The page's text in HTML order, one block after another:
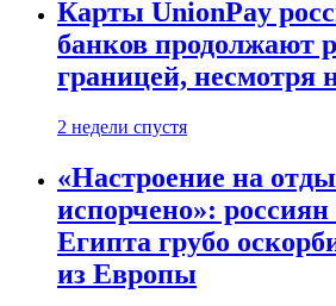
Карты UnionPay
банков продолжают
границей, несмотря
2 недели спустя
«Настроение на
испорчено»: россиян
Египта грубо
из Европы